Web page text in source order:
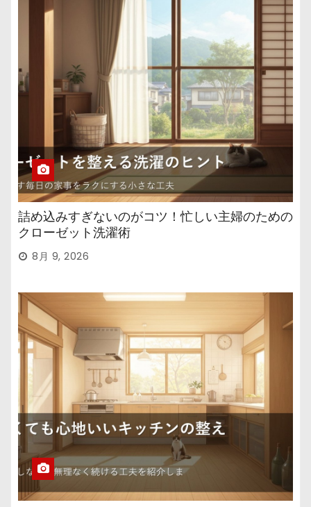
詰め込みすぎないのがコツ！忙しい主婦のための
クローゼット洗濯術
8月 9, 2026